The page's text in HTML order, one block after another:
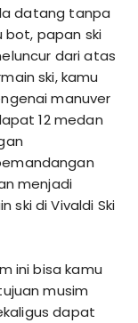
datang tanpa
bot, papan ski
dari atas
ski, kamu
manuver
12 medan
menjadi
ski di Vivaldi Ski
ini bisa kamu
musim
dapat